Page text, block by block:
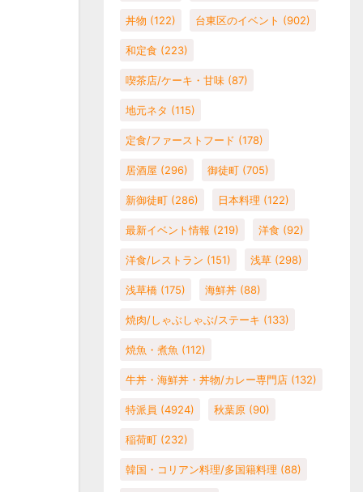
丼物 (122) 台東区のイベント (902)
和定食 (223)
喫茶店/ケーキ・甘味 (87)
地元ネタ (115)
定食/ファーストフード (178)
居酒屋 (296) 御徒町 (705)
新御徒町 (286) 日本料理 (122)
最新イベント情報 (219) 洋食 (92)
洋食/レストラン (151) 浅草 (298)
浅草橋 (175) 海鮮丼 (88)
焼肉/しゃぶしゃぶ/ステーキ (133)
焼魚・煮魚 (112)
牛丼・海鮮丼・丼物/カレー専門店 (132)
特派員 (4924) 秋葉原 (90)
稲荷町 (232)
韓国・コリアン料理/多国籍料理 (88)